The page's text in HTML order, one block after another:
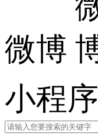
微博
小程序